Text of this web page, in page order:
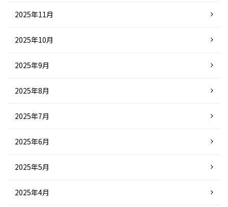
2025年11月
2025年10月
2025年9月
2025年8月
2025年7月
2025年6月
2025年5月
2025年4月